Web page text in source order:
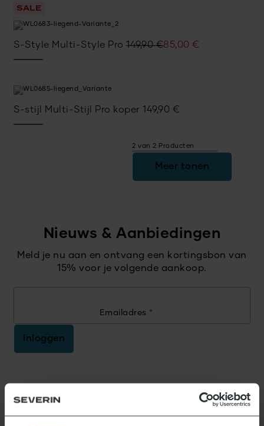
SALE
S-Style Multi-Style Pro 149,90€
Oorspronkelijke
85,00 €
Huidige
S-stijl Multi-Stijl Pro koper 149,90 €
2 van 2 Producten
Meer tonen
Nieuws & Aanbiedingen
Meld je nu aan en ontvang een kortingsbon van
15% voor je volgende aankoop.
Emailadres *
Inloggen